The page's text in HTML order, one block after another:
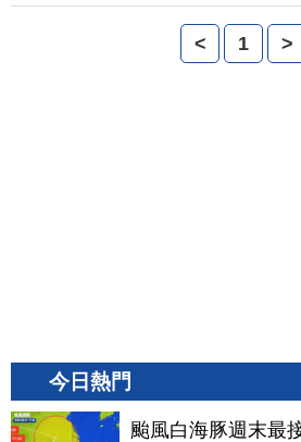
< 1 >
今日熱門
颱風白海豚週末最